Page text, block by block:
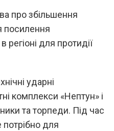
про збільшення
посилення
регіоні для протидії
ударні
комплекси «Нептун» і
та торпеди. Під час
для